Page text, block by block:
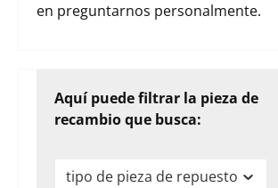
en preguntarnos personalmente.
Aquí puede filtrar la pieza de
recambio que busca:
tipo de pieza de repuesto